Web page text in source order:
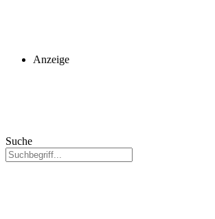
Anzeige
Suche